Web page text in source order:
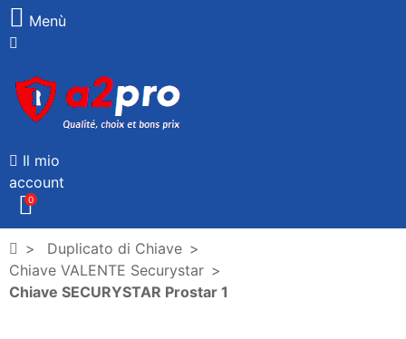
Menù
Il mio
account
0
Duplicato di Chiave
Chiave VALENTE Securystar
Chiave SECURYSTAR Prostar 1